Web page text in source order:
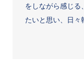
をしながら感じる
たいと思い、日々